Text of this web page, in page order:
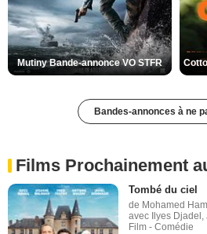
Mutiny Bande-annonce VO STFR
Bandes-annonces à ne
Films Prochainement
Tombé du ciel
de Mohamed
avec Ilyes Djadel,
Film - Comédie